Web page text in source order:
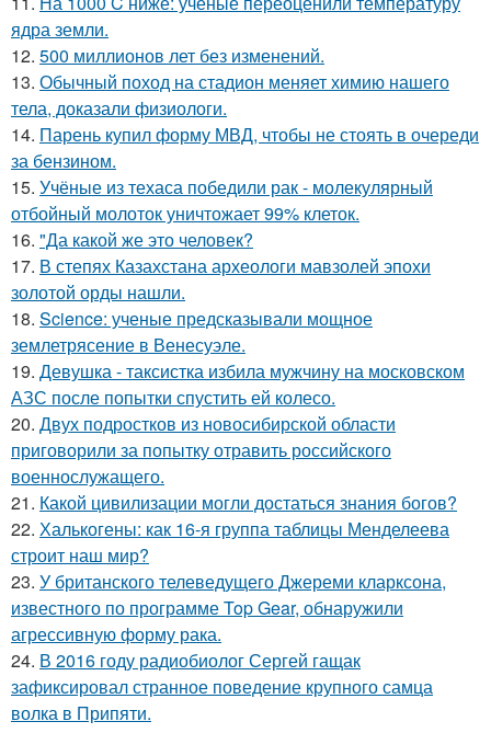
ядра земли.
12. 500 миллионов лет без изменений.
13. Обычный поход на стадион меняет химию нашего
тела, доказали физиологи.
14. Парень купил форму МВД, чтобы не стоять в очереди
за бензином.
15. Учёные из техаса победили рак - молекулярный
отбойный молоток уничтожает 99% клеток.
16. "Да какой же это человек?
17. В степях Казахстана археологи мавзолей эпохи
золотой орды нашли.
18. Science: ученые предсказывали мощное
землетрясение в Венесуэле.
19. Девушка - таксистка избила мужчину на московском
АЗС после попытки спустить ей колесо.
20. Двух подростков из новосибирской области
приговорили за попытку отравить российского
военнослужащего.
21. Какой цивилизации могли достаться знания богов?
22. Халькогены: как 16-я группа таблицы Менделеева
строит наш мир?
23. У британского телеведущего Джереми кларксона,
известного по программе Top Gear, обнаружили
агрессивную форму рака.
24. В 2016 году радиобиолог Сергей гащак
зафиксировал странное поведение крупного самца
волка в Припяти.